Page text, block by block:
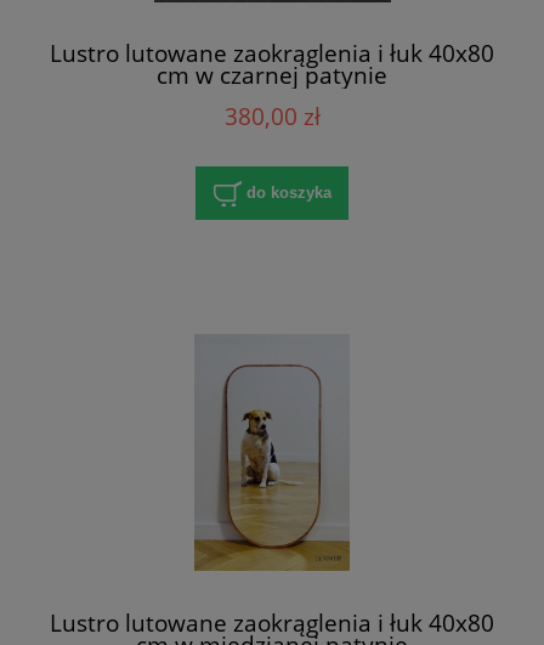
Lustro lutowane zaokrąglenia i łuk 40x80
cm w czarnej patynie
380,00 zł
do koszyka
Lustro lutowane zaokrąglenia i łuk 40x80